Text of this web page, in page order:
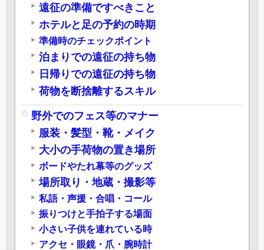
遠征の準備ですべきこと
ホテルと足の予約の時期
準備時のチェックポイント
泊まりでの遠征の持ち物
日帰りでの遠征の持ち物
荷物を断捨離するスキル
野外でのフェス等のマナー
服装・髪型・靴・メイク
大小の手荷物の置き場所
ボードやたれ幕等のグッズ
場所取り・地蔵・撮影等
私語・声援・合唱・コール
振りつけと手拍子する場面
小さい子供を連れている時
アクセ・眼鏡・爪・腕時計